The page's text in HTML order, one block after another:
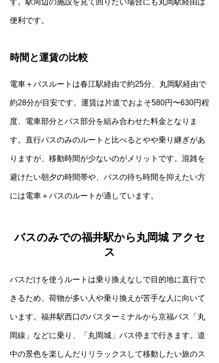
す。駅周辺の施設を見て回りたい場合にも丸岡駅経由は
便利です。
時間と運賃の比較
電車＋バスルートは春江駅経由で約25分、丸岡駅経由で
約28分が目安です。運賃は片道でおよそ580円〜630円程
度、電車部分とバス部分を組み合わせた料金となりま
す。直行バスのみのルートと比べるとやや乗り継ぎがあ
りますが、移動時間が少ないのがメリットです。混雑を
避けたい朝夕の時間帯や、バスの待ち時間を抑えたい方
には電車＋バスのルートが適しています。
バスのみでの福井駅から丸岡城 アクセ
ス
バスだけを使うルートは乗り換えなしで目的地に直行で
きるため、荷物が多い人や乗り換えが苦手な人に向いて
います。福井駅西口のバスターミナルから京福バス「丸
岡線」などに乗り、「丸岡城」バス停まで行きます。道
中の景色を楽しんだりリラックスして移動したい旅のス